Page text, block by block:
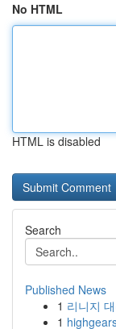
No HTML
HTML is disabled
Search
Published News
1 리니지
1